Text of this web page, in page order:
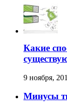
Какие
9 ноября,
Минусы